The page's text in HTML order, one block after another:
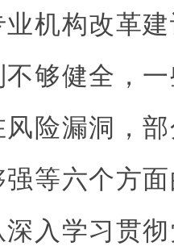
机构改革
够健全，
险漏洞，
等六个方
入学习贯